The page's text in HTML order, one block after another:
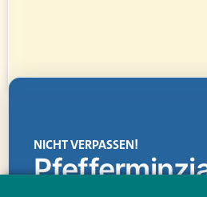
NICHT VERPASSEN!